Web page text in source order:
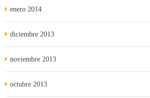
enero 2014
diciembre 2013
noviembre 2013
octubre 2013